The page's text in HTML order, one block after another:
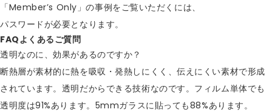
「Member’s Only」の事例をご覧いただくには、
パスワードが必要となります。
FAQよくあるご質問
透明なのに、効果があるのですか？
断熱層が素材的に熱を吸収・発熱しにくく、伝えにくい素材で形成
されています。透明だからできる技術なのです。フィルム単体でも
透明度は91%あります。5mmガラスに貼っても88%あります。